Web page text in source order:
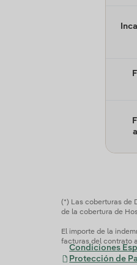
(*) Las coberturas de
de la cobertura de
El importe de la
facturas del contrato
Condiciones
Protección de